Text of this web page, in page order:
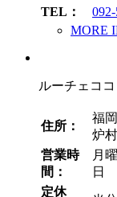
TEL：
092-
MORE
ルーチェコ
住所：
福
炉
営業時
間：
月
日
定休